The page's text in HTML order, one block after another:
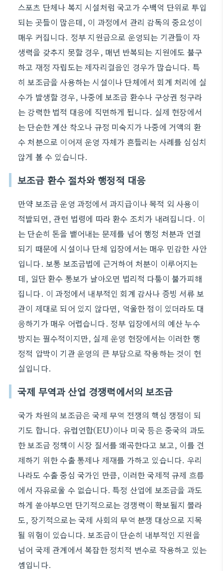
스포츠 단체나 복지 시설처럼 국고가 수백억 단위로 투입
되는 곳들이 많은데, 이 과정에서 관리 감독의 중요성이
매우 커집니다. 정부 지원금으로 운영되는 기관들이 자
생력을 갖추지 못할 경우, 매년 반복되는 지원에도 불구
하고 재정 자립도는 제자리걸음인 경우가 많습니다. 특
히 보조금을 사용하는 시설이나 단체에서 회계 처리에 실
수가 발생할 경우, 나중에 보조금 환수나 구상권 청구라
는 강력한 법적 대응에 직면하게 됩니다. 실제 현장에서
는 단순한 계산 착오나 규정 미숙지가 나중에 거액의 환
수 처분으로 이어져 운영 자체가 흔들리는 사례를 심심치
않게 볼 수 있습니다.
보조금 환수 절차와 행정적 대응
만약 보조금 운영 과정에서 과지급이나 목적 외 사용이
적발되면, 관련 법령에 따라 환수 조치가 내려집니다. 이
는 단순히 돈을 뱉어내는 문제를 넘어 행정 처분과 연결
되기 때문에 시설이나 단체 입장에서는 매우 민감한 사안
입니다. 보통 보조금법에 근거하여 처분이 이루어지는
데, 일단 환수 통보가 날아오면 법리적 다툼이 불가피해
집니다. 이 과정에서 내부적인 회계 감사나 증빙 서류 보
관이 제대로 되어 있지 않다면, 억울한 점이 있더라도 대
응하기가 매우 어렵습니다. 정부 입장에서의 예산 누수
방지는 필수적이지만, 실제 운영 현장에서는 이러한 행
정적 압박이 기관 운영의 큰 부담으로 작용하는 것이 현
실입니다.
국제 무역과 산업 경쟁력에서의 보조금
국가 차원의 보조금은 국제 무역 전쟁의 핵심 쟁점이 되
기도 합니다. 유럽연합(EU)이나 미국 등은 중국의 과도
한 보조금 정책이 시장 질서를 왜곡한다고 보고, 이를 견
제하기 위한 수출 통제나 제재를 가하고 있습니다. 우리
나라도 수출 중심 국가인 만큼, 이러한 국제적 규제 흐름
에서 자유로울 수 없습니다. 특정 산업에 보조금을 과도
하게 쏟아부으면 단기적으로는 경쟁력이 확보될지 몰라
도, 장기적으로는 국제 사회의 무역 분쟁 대상으로 지목
될 위험이 있습니다. 보조금이 단순히 내부적인 지원을
넘어 국제 관계에서 복잡한 정치적 변수로 작용하고 있는
셈입니다.